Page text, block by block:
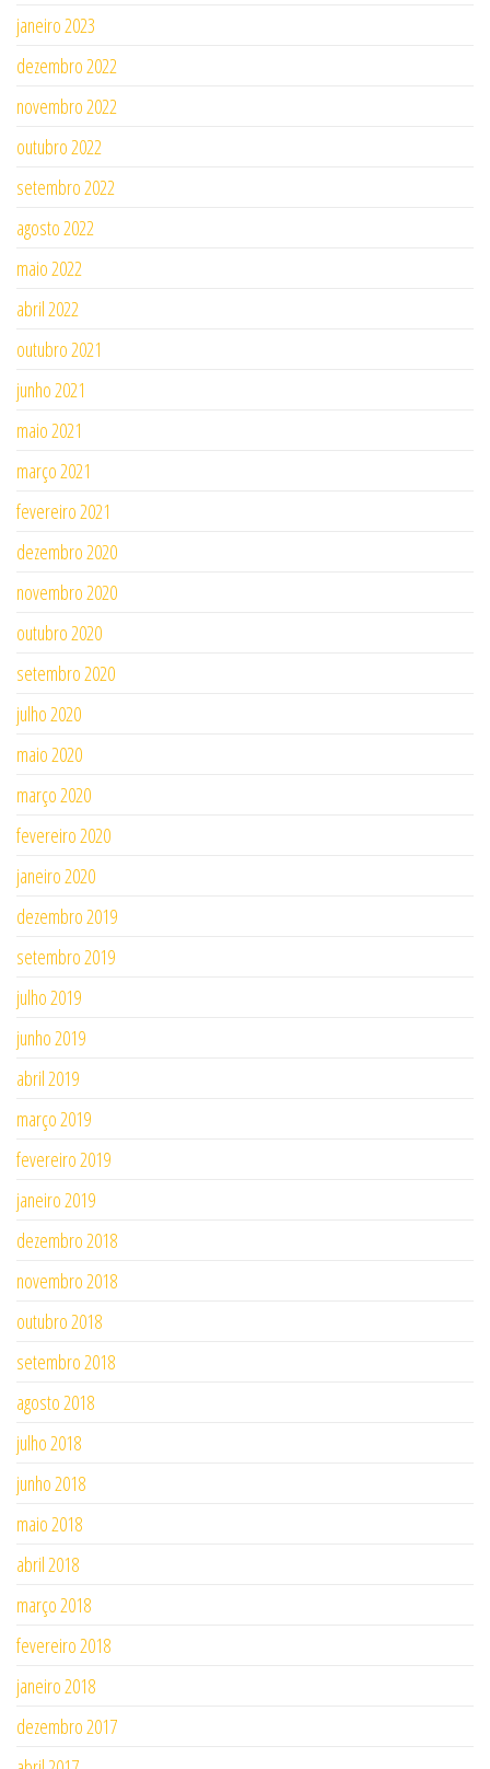
janeiro 2023
dezembro 2022
novembro 2022
outubro 2022
setembro 2022
agosto 2022
maio 2022
abril 2022
outubro 2021
junho 2021
maio 2021
março 2021
fevereiro 2021
dezembro 2020
novembro 2020
outubro 2020
setembro 2020
julho 2020
maio 2020
março 2020
fevereiro 2020
janeiro 2020
dezembro 2019
setembro 2019
julho 2019
junho 2019
abril 2019
março 2019
fevereiro 2019
janeiro 2019
dezembro 2018
novembro 2018
outubro 2018
setembro 2018
agosto 2018
julho 2018
junho 2018
maio 2018
abril 2018
março 2018
fevereiro 2018
janeiro 2018
dezembro 2017